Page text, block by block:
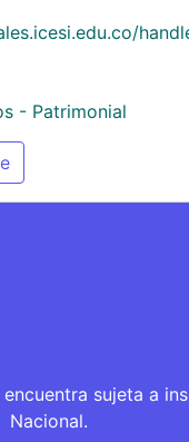
- Patrimonial
sujeta a
Nacional.